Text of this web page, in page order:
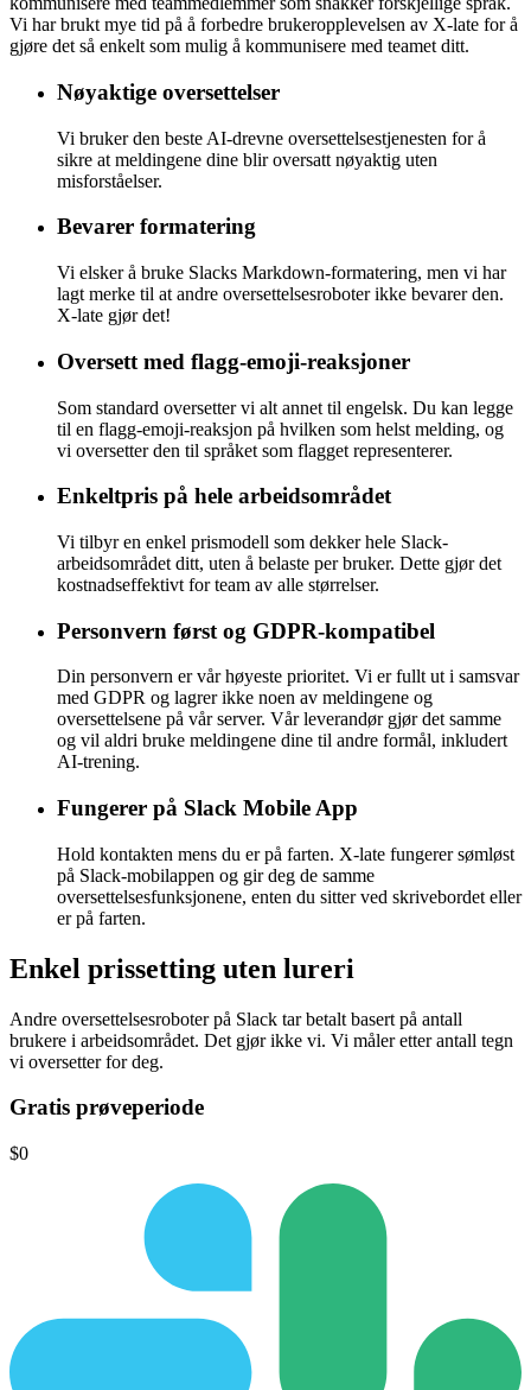
Vi har brukt mye tid på å forbedre brukeropplevelsen av X-late for å
gjøre det så enkelt som mulig å kommunisere med teamet ditt.
Nøyaktige oversettelser
Vi bruker den beste AI-drevne oversettelsestjenesten for å
sikre at meldingene dine blir oversatt nøyaktig uten
misforståelser.
Bevarer formatering
Vi elsker å bruke Slacks Markdown-formatering, men vi har
lagt merke til at andre oversettelsesroboter ikke bevarer den.
X-late gjør det!
Oversett med flagg-emoji-reaksjoner
Som standard oversetter vi alt annet til engelsk. Du kan legge
til en flagg-emoji-reaksjon på hvilken som helst melding, og
vi oversetter den til språket som flagget representerer.
Enkeltpris på hele arbeidsområdet
Vi tilbyr en enkel prismodell som dekker hele Slack-
arbeidsområdet ditt, uten å belaste per bruker. Dette gjør det
kostnadseffektivt for team av alle størrelser.
Personvern først og GDPR-kompatibel
Din personvern er vår høyeste prioritet. Vi er fullt ut i samsvar
med GDPR og lagrer ikke noen av meldingene og
oversettelsene på vår server. Vår leverandør gjør det samme
og vil aldri bruke meldingene dine til andre formål, inkludert
AI-trening.
Fungerer på Slack Mobile App
Hold kontakten mens du er på farten. X-late fungerer sømløst
på Slack-mobilappen og gir deg de samme
oversettelsesfunksjonene, enten du sitter ved skrivebordet eller
er på farten.
Enkel prissetting uten lureri
Andre oversettelsesroboter på Slack tar betalt basert på antall
brukere i arbeidsområdet. Det gjør ikke vi. Vi måler etter antall tegn
vi oversetter for deg.
Gratis prøveperiode
$0